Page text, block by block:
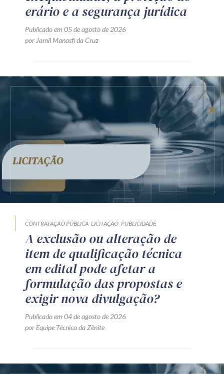
erário e a segurança jurídica
Publicado em 05 de agosto de 2026
por Jamil Manasfi da Cruz
CONTRATAÇÃO PÚBLICA LICITAÇÃO PUBLICIDADE
A exclusão ou alteração de
item de qualificação técnica
em edital pode afetar a
formulação das propostas e
exigir nova divulgação?
Publicado em 04 de agosto de 2026
por Equipe Técnica da Zênite